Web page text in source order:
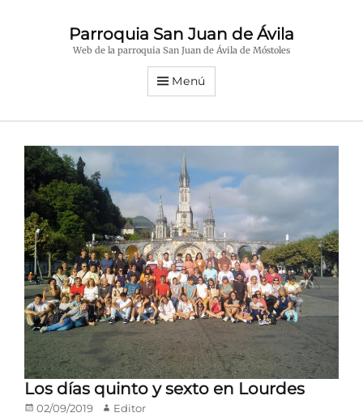
Parroquia San Juan de Ávila
Web de la parroquia San Juan de Ávila de Móstoles
Menú
Los días quinto y sexto en Lourdes
Publicado
02/09/2019 Autor
Editor